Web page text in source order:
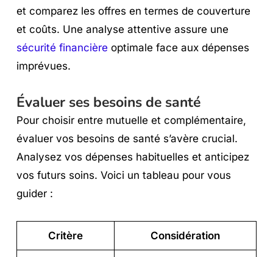
et comparez les offres en termes de couverture
et coûts. Une analyse attentive assure une
sécurité financière optimale face aux dépenses
imprévues.
Évaluer ses besoins de santé
Pour choisir entre mutuelle et complémentaire,
évaluer vos besoins de santé s’avère crucial.
Analysez vos dépenses habituelles et anticipez
vos futurs soins. Voici un tableau pour vous
guider :
Critère Considération